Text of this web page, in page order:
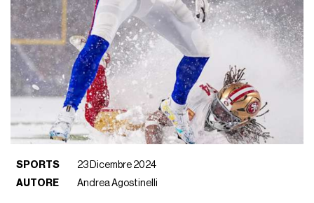
SPORTS
23 Dicembre 2024
AUTORE
Andrea Agostinelli